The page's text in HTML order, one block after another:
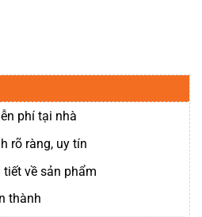
phí tại nhà
rõ ràng, uy tín
tiết về sản phẩm
thành